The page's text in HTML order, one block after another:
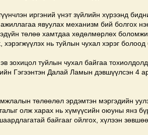
иргэний үнэт зүйлийн хүрээнд
явуулах механизм бий болгох
төлөө хамтдаа хөдөлмөрлөх
хэрэгжүүлэх нь туйлын чухал хэрэг болоод
туйлын чухал байгаа тохиолдолд
Гэгээнтэн Далай Ламын дэвшүүлсэн 4
төлөөлөл эрдэмтэн мэргэдийн
олж харах нь хүмүүсийн оюуны янз
байгааг ойлгох, хүлээн